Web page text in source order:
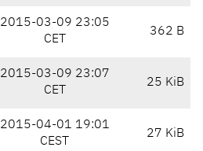
2015-03-09 23:05
CET
362 B
2015-03-09 23:07
CET
25 KiB
2015-04-01 19:01
CEST
27 KiB